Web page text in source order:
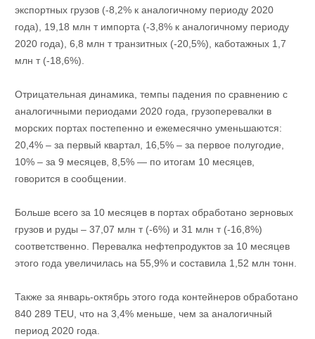
экспортных грузов (-8,2% к аналогичному периоду 2020
года), 19,18 млн т импорта (-3,8% к аналогичному периоду
2020 года), 6,8 млн т транзитных (-20,5%), каботажных 1,7
млн ​​т (-18,6%).
Отрицательная динамика, темпы падения по сравнению с
аналогичными периодами 2020 года, грузоперевалки в
морских портах постепенно и ежемесячно уменьшаются:
20,4% – за первый квартал, 16,5% – за первое полугодие,
10% – за 9 месяцев, 8,5% — по итогам 10 месяцев,
говорится в сообщении.
Больше всего за 10 месяцев в портах обработано зерновых
грузов и руды – 37,07 млн ​​т (-6%) и 31 млн т (-16,8%)
соответственно. Перевалка нефтепродуктов за 10 месяцев
этого года увеличилась на 55,9% и составила 1,52 млн тонн.
Также за январь-октябрь этого года контейнеров обработано
840 289 TEU, что на 3,4% меньше, чем за аналогичный
период 2020 года.